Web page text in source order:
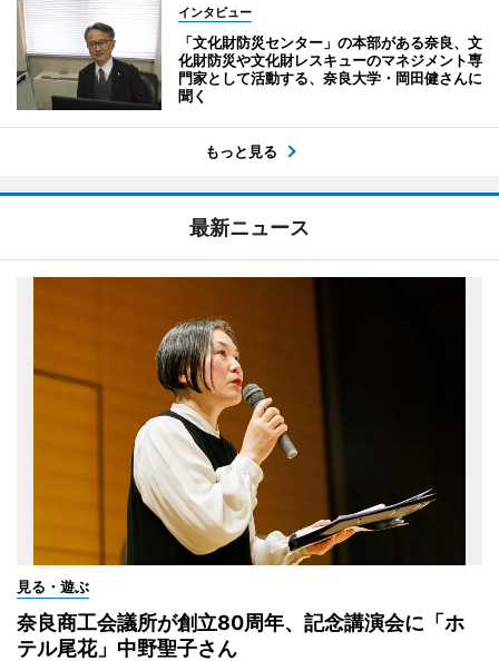
インタビュー
「文化財防災センター」の本部がある奈良、文
化財防災や文化財レスキューのマネジメント専
門家として活動する、奈良大学・岡田健さんに
聞く
もっと見る
最新ニュース
見る・遊ぶ
奈良商工会議所が創立80周年、記念講演会に「ホ
テル尾花」中野聖子さん